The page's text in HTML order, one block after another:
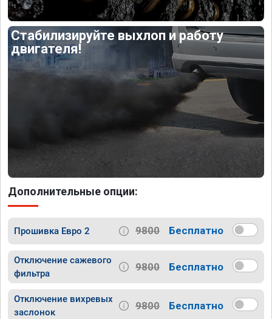
Стабилизируйте выхлоп и работу
двигателя!
Дополнительные опции:
Прошивка Евро 2 9800 Бесплатно
Отключение сажевого
фильтра
9800 Бесплатно
Отключение вихревых
заслонок
9800 Бесплатно